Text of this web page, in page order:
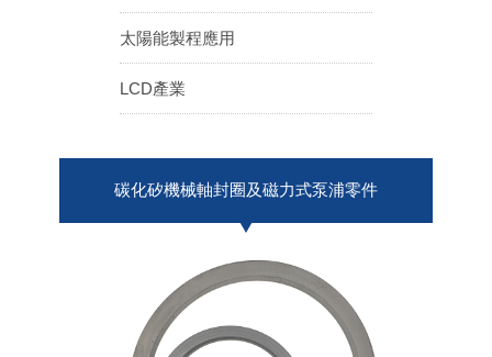
太陽能製程應用
LCD產業
碳化矽機械軸封圈及磁力式泵浦零件